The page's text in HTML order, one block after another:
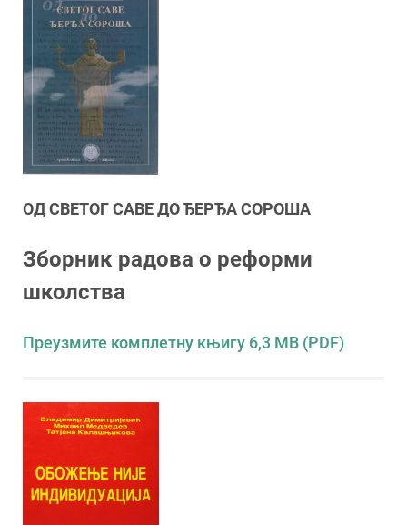
ОД СВЕТОГ САВЕ ДО ЂЕРЂА СОРОША
Зборник радова о реформи
школства
Преузмите комплетну књигу 6,3 MB (PDF)